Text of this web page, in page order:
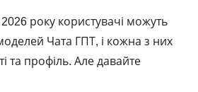
року користувачі можуть
Чата ГПТ, і кожна з них
та профіль. Але давайте